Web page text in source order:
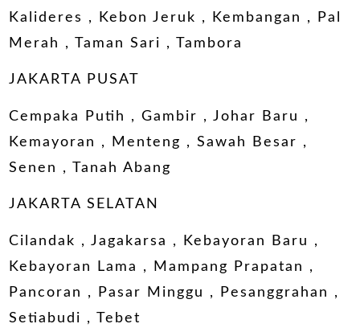
Kalideres , Kebon Jeruk , Kembangan , Pal
Merah , Taman Sari , Tambora
JAKARTA PUSAT
Cempaka Putih , Gambir , Johar Baru ,
Kemayoran , Menteng , Sawah Besar ,
Senen , Tanah Abang
JAKARTA SELATAN
Cilandak , Jagakarsa , Kebayoran Baru ,
Kebayoran Lama , Mampang Prapatan ,
Pancoran , Pasar Minggu , Pesanggrahan ,
Setiabudi , Tebet